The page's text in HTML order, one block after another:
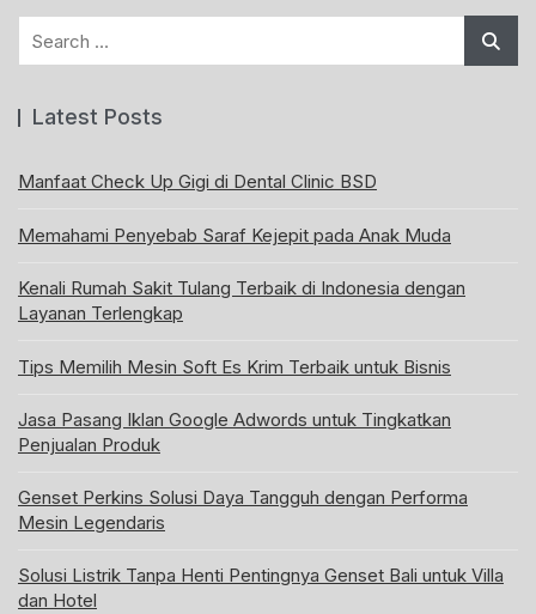
Latest Posts
Manfaat Check Up Gigi di Dental Clinic BSD
Memahami Penyebab Saraf Kejepit pada Anak Muda
Kenali Rumah Sakit Tulang Terbaik di Indonesia dengan
Layanan Terlengkap
Tips Memilih Mesin Soft Es Krim Terbaik untuk Bisnis
Jasa Pasang Iklan Google Adwords untuk Tingkatkan
Penjualan Produk
Genset Perkins Solusi Daya Tangguh dengan Performa
Mesin Legendaris
Solusi Listrik Tanpa Henti Pentingnya Genset Bali untuk Villa
dan Hotel